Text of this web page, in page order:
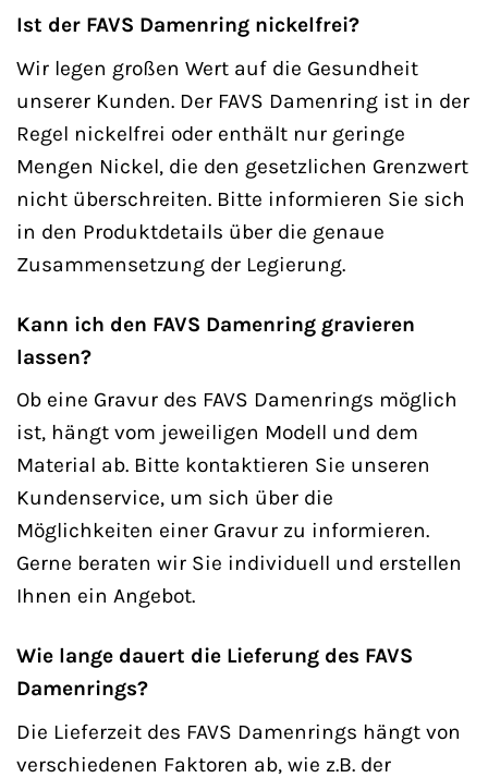
Ist der FAVS Damenring nickelfrei?
Wir legen großen Wert auf die Gesundheit
unserer Kunden. Der FAVS Damenring ist in der
Regel nickelfrei oder enthält nur geringe
Mengen Nickel, die den gesetzlichen Grenzwert
nicht überschreiten. Bitte informieren Sie sich
in den Produktdetails über die genaue
Zusammensetzung der Legierung.
Kann ich den FAVS Damenring gravieren
lassen?
Ob eine Gravur des FAVS Damenrings möglich
ist, hängt vom jeweiligen Modell und dem
Material ab. Bitte kontaktieren Sie unseren
Kundenservice, um sich über die
Möglichkeiten einer Gravur zu informieren.
Gerne beraten wir Sie individuell und erstellen
Ihnen ein Angebot.
Wie lange dauert die Lieferung des FAVS
Damenrings?
Die Lieferzeit des FAVS Damenrings hängt von
verschiedenen Faktoren ab, wie z.B. der